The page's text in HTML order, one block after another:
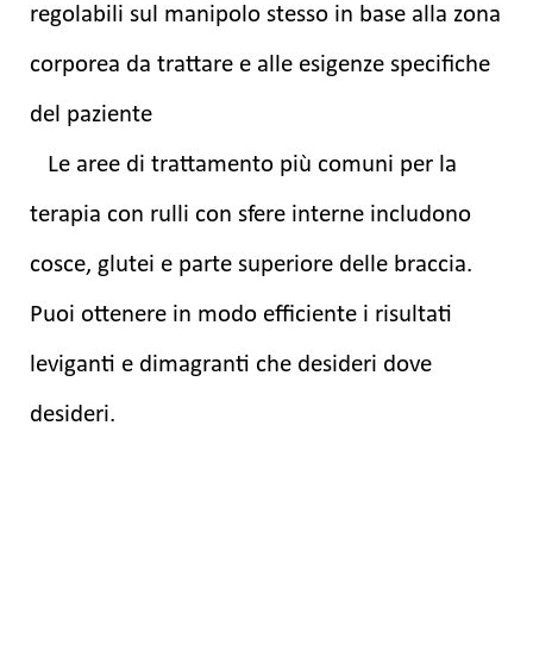
regolabili sul manipolo stesso in base alla zona
corporea da trattare e alle esigenze specifiche
del paziente
Le aree di trattamento più comuni per la
terapia con rulli con sfere interne includono
cosce, glutei e parte superiore delle braccia.
Puoi ottenere in modo efficiente i risultati
leviganti e dimagranti che desideri dove
desideri.